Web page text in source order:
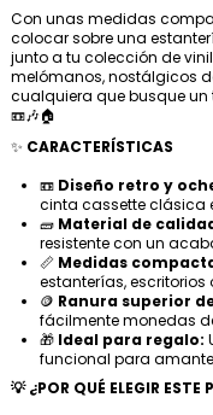
Con unas medidas
colocar sobre una
junto a tu colección de
melómanos, nostálgicos
cualquiera que busque
📼🎶🏠
✨ CARACTERÍSTICAS
📼 Diseño retro y
cinta cassette clásica
🧱 Material de
resistente con un
📏 Medidas
estanterías, escritorios
🪙 Ranura superior
fácilmente monedas
🎁 Ideal para regalo:
funcional para
💡 ¿POR QUÉ ELEGIR ESTE